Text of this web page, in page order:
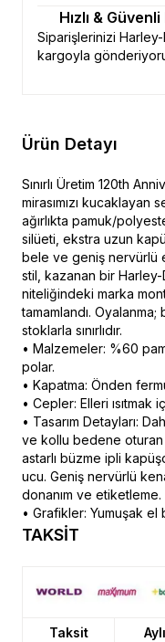
Hızlı &
Siparişlerinizi Harley-
kargoyla
Ürün Detayı
Sınırlı Üretim 120th
mirasımızı kucaklayan
ağırlıkta pamuk/
silüeti, ekstra uzun
bele ve geniş nervürlü
stil, kazanan bir
niteliğindeki marka
tamamlandı.
stoklarla sınırlıdır.
• Malzemeler: %60
polar.
• Kapatma: Önden
• Cepler: Elleri ısıtmak
• Tasarım Detayları:
ve kollu bedene
astarlı büzme ipli
ucu. Geniş nervürlü
donanım ve etiketleme.
• Grafikler: Yumuşak el
TAKSİT
Taksit